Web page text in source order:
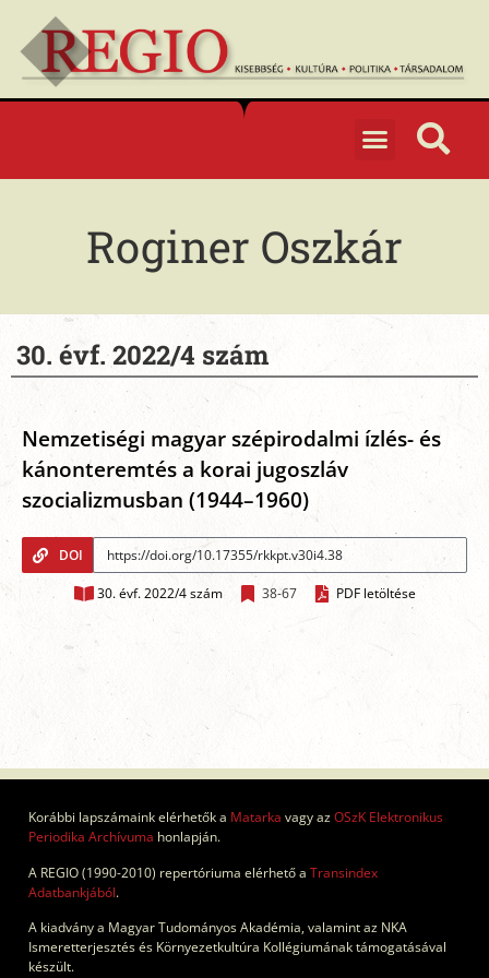
Roginer Oszkár
30. évf. 2022/4 szám
Nemzetiségi magyar szépirodalmi ízlés- és
kánonteremtés a korai jugoszláv
szocializmusban (1944–1960)
DOI
30. évf. 2022/4 szám 38-67 PDF letöltése
Korábbi lapszámaink elérhetők a Matarka vagy azOSzK Elektronikus
Periodika Archívuma honlapján.
A REGIO (1990-2010) repertóriuma elérhető a Transindex
Adatbankjából.
A kiadvány a Magyar Tudományos Akadémia, valamint az NKA
Ismeretterjesztés és Környezetkultúra Kollégiumának támogatásával
készült.